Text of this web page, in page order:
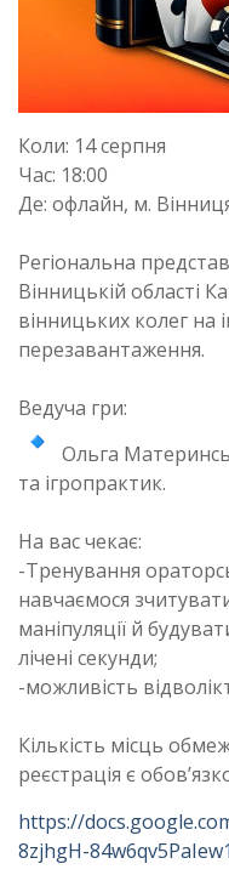
Коли: 14 серпня
Час: 18:00
Де: офлайн, м.
Регіональна
Вінницькій області
вінницьких колег на
перезавантаження.
Ведуча гри:
Ольга
та ігропрактик.
На вас чекає:
-Тренування
навчаємося
маніпуляції й
лічені секунди;
-можливість
Кількість місць
реєстрація є
https://
8zjhgH-